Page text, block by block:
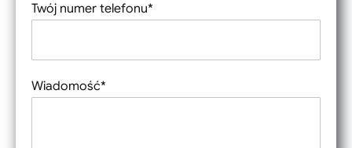
Twój numer telefonu*
Wiadomość*